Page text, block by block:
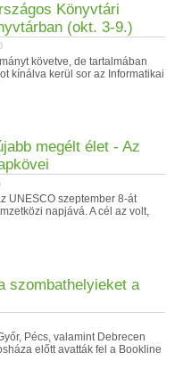
Könyvtári
(okt. 3-9.)
követve, de tartalmában
kínálva kerül sor az Informatikai
megélt élet - Az
UNESCO szeptember 8-át
napjává. A cél az volt,
szombathelyieket a
Pécs, valamint Debrecen
előtt avatták fel a Bookline